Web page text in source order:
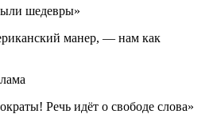
шедевры»
манер, — нам как
Речь идёт о свободе слова»